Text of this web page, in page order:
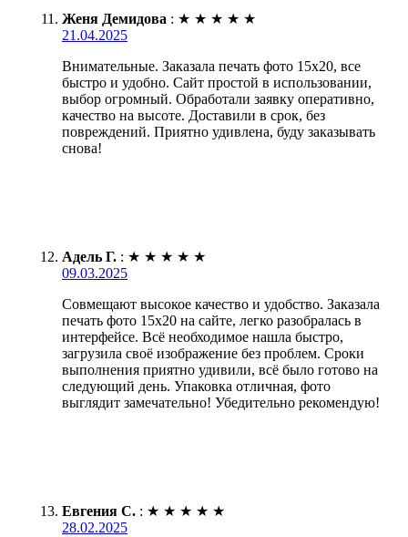
Женя Демидова : ★ ★ ★ ★ ★
21.04.2025
Внимательные. Заказала печать фото 15х20, все
быстро и удобно. Сайт простой в использовании,
выбор огромный. Обработали заявку оперативно,
качество на высоте. Доставили в срок, без
повреждений. Приятно удивлена, буду заказывать
снова!
Адель Г. : ★ ★ ★ ★ ★
09.03.2025
Совмещают высокое качество и удобство. Заказала
печать фото 15х20 на сайте, легко разобралась в
интерфейсе. Всё необходимое нашла быстро,
загрузила своё изображение без проблем. Сроки
выполнения приятно удивили, всё было готово на
следующий день. Упаковка отличная, фото
выглядит замечательно! Убедительно рекомендую!
Евгения С. : ★ ★ ★ ★ ★
28.02.2025